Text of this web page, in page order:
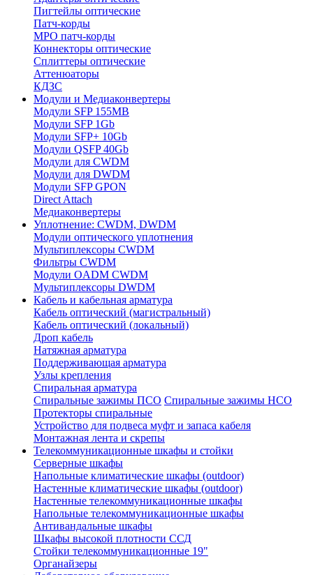
Пигтейлы оптические
Патч-корды
MPO патч-корды
Коннекторы оптические
Сплиттеры оптические
Аттенюаторы
КДЗС
Модули и Медиаконвертеры
Модули SFP 155MB
Модули SFP 1Gb
Модули SFP+ 10Gb
Модули QSFP 40Gb
Модули для CWDM
Модули для DWDM
Модули SFP GPON
Direct Attach
Медиаконвертеры
Уплотнение: CWDM, DWDM
Модули оптического уплотнения
Мультиплексоры CWDM
Фильтры CWDM
Модули OADM CWDM
Мультиплексоры DWDM
Кабель и кабельная арматура
Кабель оптический (магистральный)
Кабель оптический (локальный)
Дроп кабель
Натяжная арматура
Поддерживающая арматура
Узлы крепления
Спиральная арматура
Спиральные зажимы ПСО Спиральные зажимы НСО
Протекторы спиральные
Устройство для подвеса муфт и запаса кабеля
Монтажная лента и скрепы
Телекоммуникационные шкафы и стойки
Серверные шкафы
Напольные климатические шкафы (outdoor)
Настенные климатические шкафы (outdoor)
Настенные телекоммуникационные шкафы
Напольные телекоммуникационные шкафы
Антивандальные шкафы
Шкафы высокой плотности ССД
Стойки телекоммуникационные 19"
Органайзеры